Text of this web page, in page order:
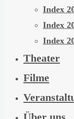
Index
Index
Index
Theater
Filme